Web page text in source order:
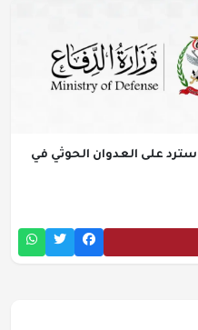
سترد على العدوان الحوثي في